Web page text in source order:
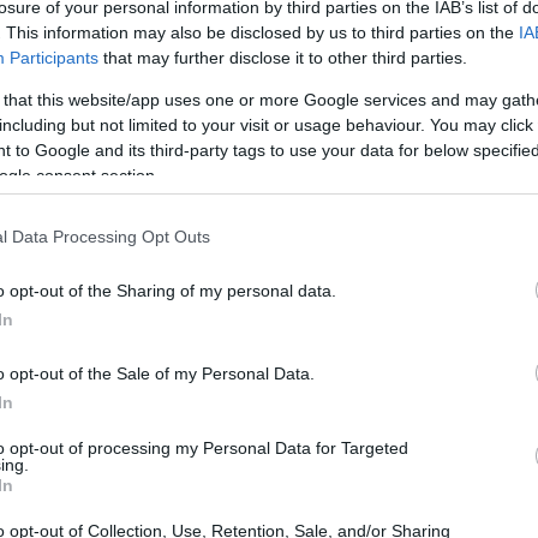
of your personal information by third parties on the IAB’s list of
This information may also be disclosed by us to third parties on the
Participants that may further disclose it to other third parties.
that this website/app uses one or more Google services and may
but not limited to your visit or usage behaviour. You may
to Google and its third-party tags to use your data for below
consent section.
Data Processing Opt Outs
opt-out of the Sharing of my personal data.
opt-out of the Sale of my Personal Data.
opt-out of processing my Personal Data for Targeted
opt-out of Collection, Use, Retention, Sale, and/or Sharing
δεν έχει απολύτως καμία αξία από
αίτηση ρύθμισης στην
θα μπορούν να διαχωρίζουν την
περιουσία τους. Επιπρόσθετα το όριο
από τα 10.000 στα 5.000 ευρώ
αριθμό οφειλετών που μπορεί
21:11
21:01